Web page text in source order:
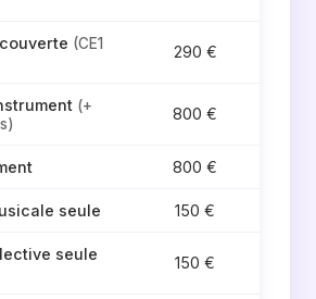
(CE1
290 €
(+
800 €
800 €
seule 150 €
seule 150 €